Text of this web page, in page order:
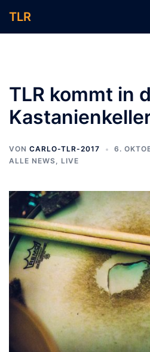
Inhalt
TLR
TLR kommt in
VON CARLO-TLR-2017
6.
ALLE NEWS, LIVE